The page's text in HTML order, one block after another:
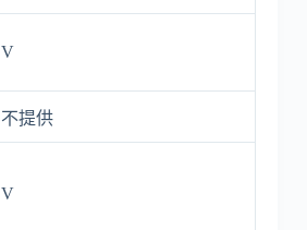
V
不提供
V